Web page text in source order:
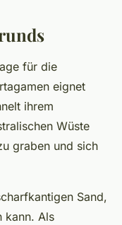
für die
eignet
ihrem
Wüste
graben und sich
Sand,
kann. Als